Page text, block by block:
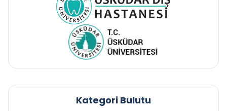
Kategori Bulutu